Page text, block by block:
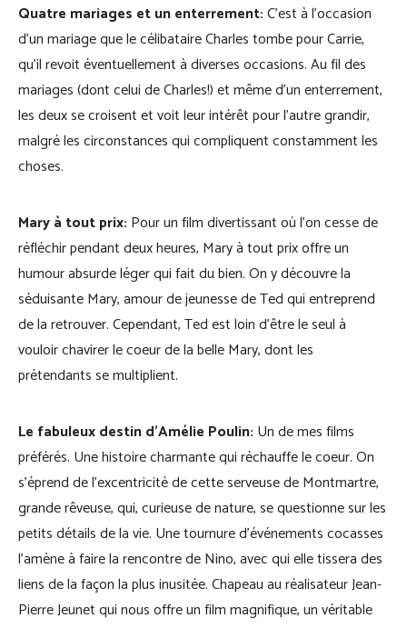
Quatre mariages et un enterrement:C’est à l’occasion
d’un mariage que le célibataire Charles tombe pour Carrie,
qu’il revoit éventuellement à diverses occasions. Au fil des
mariages (dont celui de Charles!) et même d’un enterrement,
les deux se croisent et voit leur intérêt pour l’autre grandir,
malgré les circonstances qui compliquent constamment les
choses.
Mary à tout prix: Pour un film divertissant où l’on cesse de
réfléchir pendant deux heures, Mary à tout prix offre un
humour absurde léger qui fait du bien. On y découvre la
séduisante Mary, amour de jeunesse de Ted qui entreprend
de la retrouver. Cependant, Ted est loin d’être le seul à
vouloir chavirer le coeur de la belle Mary, dont les
prétendants se multiplient.
Le fabuleux destin d’Amélie Poulin: Un de mes films
préférés. Une histoire charmante qui réchauffe le coeur. On
s’éprend de l’excentricité de cette serveuse de Montmartre,
grande rêveuse, qui, curieuse de nature, se questionne sur les
petits détails de la vie. Une tournure d’événements cocasses
l’amène à faire la rencontre de Nino, avec qui elle tissera des
liens de la façon la plus inusitée. Chapeau au réalisateur Jean-
Pierre Jeunet qui nous offre un film magnifique, un véritable